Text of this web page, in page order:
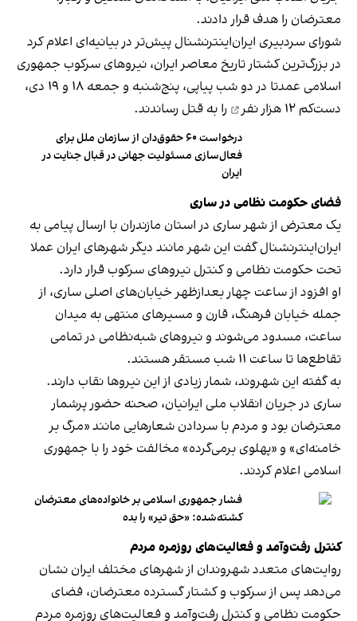
معترضان را هدف قرار دادند.
شورای سردبیری ایران‌اینترنشنال پیش‌تر در بیانیه‌ای اعلام کرد
در بزرگ‌ترین کشتار تاریخ معاصر ایران، نیروهای سرکوب جمهوری
اسلامی عمدتا در دو شب پیاپی، پنج‌شنبه و جمعه ۱۸ و ۱۹ دی‌،
دست‌کم ۱۲ هزار نفر را به قتل رساندند.
درخواست ۶۰ حقوق‌دان از سازمان ملل برای
فعال‌سازی مسئولیت جهانی در قبال جنایت در
ایران
فضای حکومت نظامی در ساری
یک معترض از شهر ساری در استان مازندران با ارسال پیامی به
ایران‌اینترنشنال گفت این شهر مانند دیگر شهرهای ایران عملا
تحت حکومت نظامی و کنترل نیروهای سرکوب قرار دارد.
او افزود از ساعت چهار بعدازظهر خیابان‌های اصلی ساری، از
جمله خیابان فرهنگ، قارن و مسیرهای منتهی به میدان
ساعت، مسدود می‌شوند و نیروهای شبه‌نظامی در تمامی
تقاطع‌ها تا ساعت ۱۱ شب مستقر هستند.
به گفته این شهروند، شمار زیادی از این نیروها نقاب دارند.
ساری در جریان انقلاب ملی ایرانیان، صحنه حضور پرشمار
معترضان بود و مردم با سردادن شعارهایی مانند «مرگ بر
خامنه‌ای» و «پهلوی برمی‌گرده» مخالفت خود را با جمهوری
اسلامی اعلام کردند.
فشار جمهوری اسلامی بر خانواده‌های معترضان
کشته‌شده: «حق تیر» را بده
کنترل رفت‌وآمد و فعالیت‌های روزمره مردم
روایت‌های متعدد شهروندان از شهرهای مختلف ایران نشان
می‌دهد پس از سرکوب و کشتار گسترده معترضان، فضای
حکومت نظامی و کنترل رفت‌وآمد و فعالیت‌های روزمره مردم